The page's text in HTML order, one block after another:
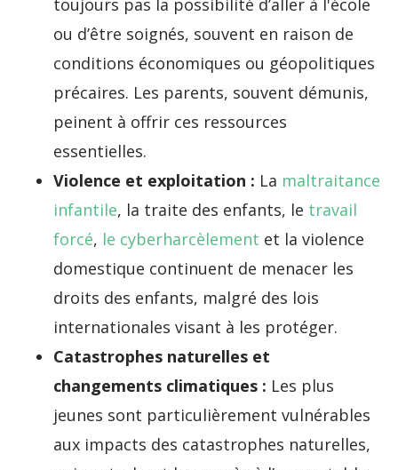
toujours pas la possibilité d’aller à l'école
ou d’être soignés, souvent en raison de
conditions économiques ou géopolitiques
précaires. Les parents, souvent démunis,
peinent à offrir ces ressources
essentielles.
Violence et exploitation : La maltraitance
infantile, la traite des enfants, le travail
forcé, le cyberharcèlement et la violence
domestique continuent de menacer les
droits des enfants, malgré des lois
internationales visant à les protéger.
Catastrophes naturelles et
changements climatiques : Les plus
jeunes sont particulièrement vulnérables
aux impacts des catastrophes naturelles,